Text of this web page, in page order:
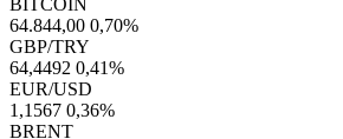
BITCOIN
64.844,00 0,70%
GBP/TRY
64,4492 0,41%
EUR/USD
1,1567 0,36%
BRENT